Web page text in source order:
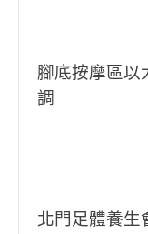
腳底按摩區以
調
北門足體養生